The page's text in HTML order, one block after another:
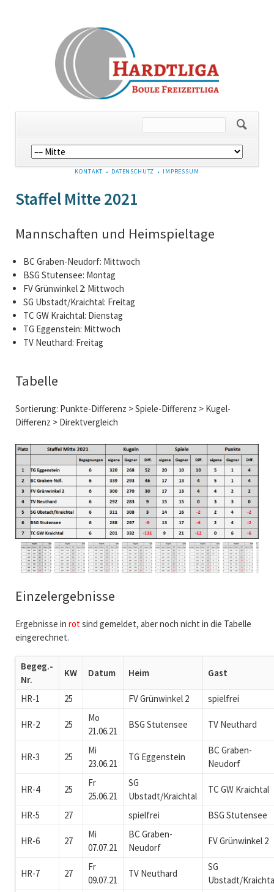
Navigation
überspringen
NAVIGATION
KONTAKT DATENSCHUTZ IMPRESSUM
Staffel Mitte 2021
Mannschaften und Heimspieltage
BC Graben-Neudorf: Mittwoch
BSG Stutensee: Montag
FV Grünwinkel 2: Mittwoch
SG Ubstadt/Kraichtal: Freitag
TC GW Kraichtal: Dienstag
TG Eggenstein: Mittwoch
TV Neuthard: Freitag
Tabelle
Sortierung: Punkte-Differenz > Spiele-Differenz > Kugel-
Differenz > Direktvergleich
Einzelergebnisse
Ergebnisse in rot sind gemeldet, aber noch nicht in die Tabelle
eingerechnet.
Begeg.-
Nr.
KW Datum Heim Gast
HR-1 25 FV Grünwinkel 2 spielfrei
HR-2 25
Mo
21.06.21
BSG Stutensee TV Neuthard
HR-3 25
Mi
23.06.21
TG Eggenstein
BC Graben-
Neudorf
HR-4 25
Fr
25.06.21
SG
Ubstadt/Kraichtal
TC GW Kraichtal
HR-5 27 spielfrei BSG Stutensee
HR-6 27
Mi
07.07.21
BC Graben-
Neudorf
FV Grünwinkel 2
HR-7 27
Fr
09.07.21
TV Neuthard
SG
Ubstadt/